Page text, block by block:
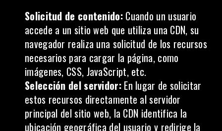
Solicitud de contenido:Cuando un usuario
accede a un sitio web que utiliza una CDN, su
navegador realiza una solicitud de los recursos
necesarios para cargar la página, como
imágenes, CSS, JavaScript, etc.
Selección del servidor:En lugar de solicitar
estos recursos directamente al servidor
principal del sitio web, la CDN identifica la
ubicación geográfica del usuario y redirige la